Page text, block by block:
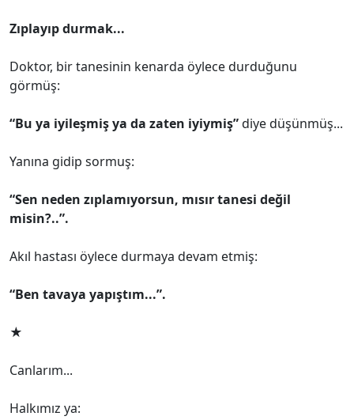
Zıplayıp durmak...
Doktor, bir tanesinin kenarda öylece durduğunu
görmüş:
“Bu ya iyileşmiş ya da zaten iyiymiş”diye düşünmüş...
Yanına gidip sormuş:
“Sen neden zıplamıyorsun, mısır tanesi değil
misin?..”.
Akıl hastası öylece durmaya devam etmiş:
“Ben tavaya yapıştım...”.
★
Canlarım...
Halkımız ya: